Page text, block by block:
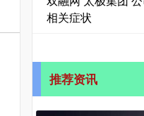
相关症状
推荐资讯